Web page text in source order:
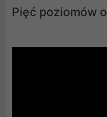
Pięć poziomów